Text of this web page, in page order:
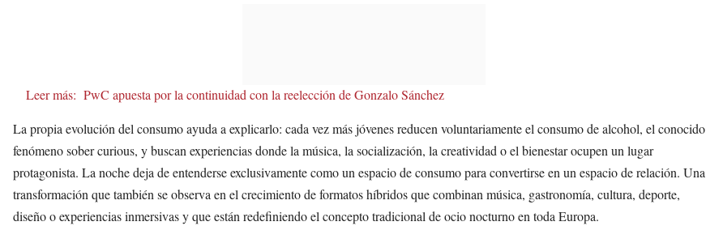
Leer más: PwC apuesta por la continuidad con la reelección de Gonzalo Sánchez
La propia evolución del consumo ayuda a explicarlo: cada vez más jóvenes reducen voluntariamente el consumo de alcohol, el conocido
fenómeno sober curious, y buscan experiencias donde la música, la socialización, la creatividad o el bienestar ocupen un lugar
protagonista. La noche deja de entenderse exclusivamente como un espacio de consumo para convertirse en un espacio de relación. Una
transformación que también se observa en el crecimiento de formatos híbridos que combinan música, gastronomía, cultura, deporte,
diseño o experiencias inmersivas y que están redefiniendo el concepto tradicional de ocio nocturno en toda Europa.